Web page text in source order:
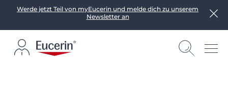
Werde jetzt Teil von myEucerin und melde dich zu unserem
Newsletter an